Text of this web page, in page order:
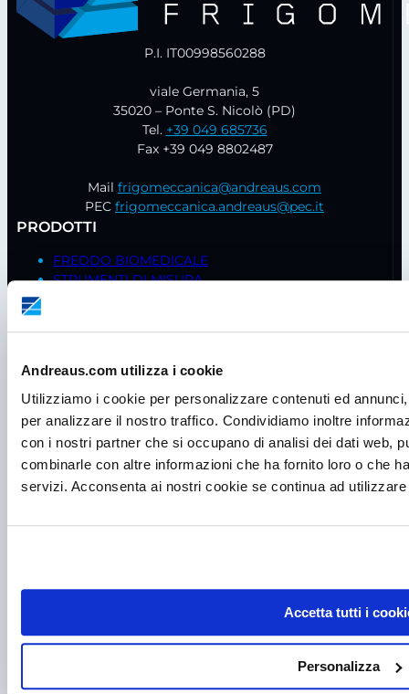
Andreaus.com utilizza i cookie
Utilizziamo i cookie per personalizzare contenuti ed
per analizzare il nostro traffico. Condividiamo inoltre
con i nostri partner che si occupano di analisi dei dati web,
combinarle con altre informazioni che ha fornito loro o che
servizi. Acconsenta ai nostri cookie se continua ad
Accetta tutti i
Personalizza
P.I. IT00998560288
viale Germania, 5
35020 – Ponte S. Nicolò (PD)
Tel. +39 049 685736
Fax +39 049 8802487
Mail frigomeccanica@andreaus.com
PEC frigomeccanica.andreaus@pec.it
PRODOTTI
FREDDO BIOMEDICALE
STRUMENTI DI MISURA
CAPPE A FLUSSO LAMINARE
FRIGO DOMESTICI
CONSUMABILI
ARMADI CLIMATICI
AGITATORI
STUFE
CENTRIFUGHE
CAPPE CHIMICHE
MANUTENZIONE CAPPE BIOLOGICHE